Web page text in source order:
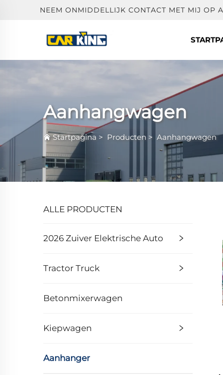
NEEM ONMIDDELLIJK CONTACT MET MIJ OP
Aanhangwagen
Startpagina > Producten > Aanhangwagen
ALLE PRODUCTEN
2026 Zuiver Elektrische Auto
Tractor Truck
Betonmixerwagen
Kiepwagen
Aanhanger